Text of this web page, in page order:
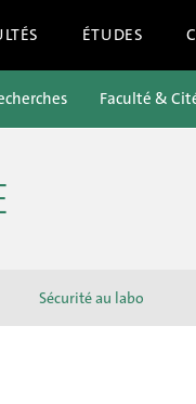
ÉTUDES
Faculté &
Sécurité au labo